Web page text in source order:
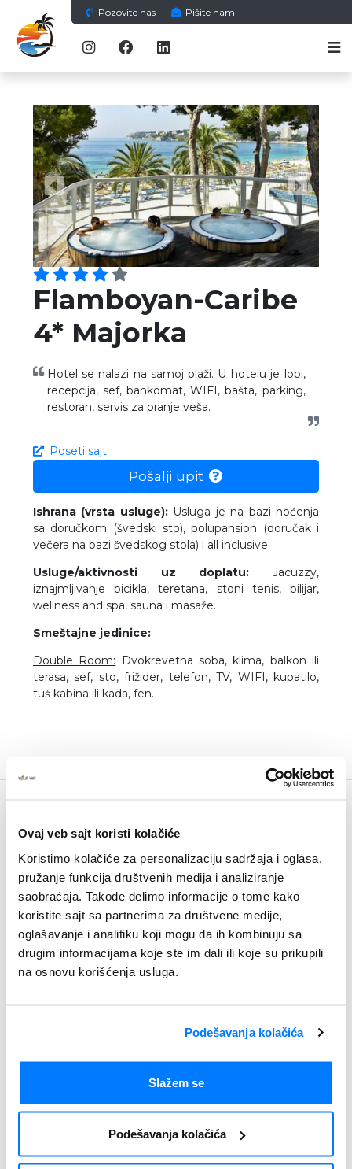
Ovaj veb sajt koristi kolačiće
Koristimo kolačiće za personalizaciju sadržaja i oglasa,
pružanje funkcija društvenih medija i analiziranje
saobraćaja. Takođe delimo informacije o tome kako
koristite sajt sa partnerima za društvene medije,
oglašavanje i analitiku koji mogu da ih kombinuju sa
drugim informacijama koje ste im dali ili koje su prikupili
na osnovu korišćenja usluga.
Podešavanja kolačića
Slažem se
Podešavanja kolačića
Pozovite nas Pišite nam
Previous Next
Flamboyan-Caribe
4* Majorka
Hotel se nalazi na samoj plaži. U hotelu je lobi,
recepcija, sef, bankomat, WIFI, bašta, parking,
restoran, servis za pranje veša.
Poseti sajt
Pošalji upit
Ishrana (vrsta usluge): Usluga je na bazi noćenja
sa doručkom (švedski sto), polupansion (doručak i
večera na bazi švedskog stola) i all inclusive.
Usluge/aktivnosti uz doplatu: Jacuzzy,
iznajmljivanje bicikla, teretana, stoni tenis, bilijar,
wellness and spa, sauna i masaže.
Smeštajne jedinice:
Double Room: Dvokrevetna soba, klima, balkon ili
terasa, sef, sto, frižider, telefon, TV, WIFI, kupatilo,
tuš kabina ili kada, fen.
Newsletter
Prijavi se
Nećemo Vam dosađivati. Aktuelne ponude šaljemo do dva puta tokom
o tome možete pročitati na stranicama Politika privatnosti